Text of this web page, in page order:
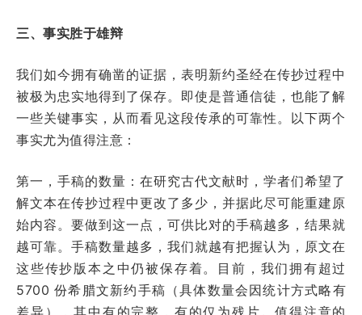
三、事实胜于雄辩
我们如今拥有确凿的证据，表明新约圣经在传抄过程中
被极为忠实地得到了保存。即使是普通信徒，也能了解
一些关键事实，从而看见这段传承的可靠性。以下两个
事实尤为值得注意：
第一，手稿的数量：在研究古代文献时，学者们希望了
解文本在传抄过程中更改了多少，并据此尽可能重建原
始内容。要做到这一点，可供比对的手稿越多，结果就
越可靠。手稿数量越多，我们就越有把握认为，原文在
这些传抄版本之中仍被保存着。目前，我们拥有超过
5700 份希腊文新约手稿（具体数量会因统计方式略有
差异），其中有的完整，有的仅为残片。值得注意的